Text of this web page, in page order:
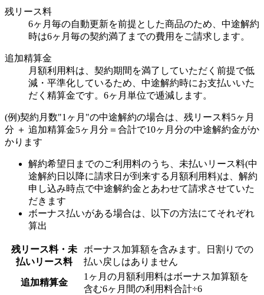
残リース料
6ヶ月毎の自動更新を前提とした商品のため、中途解約
時は6ヶ月毎の契約満了までの費用をご請求します。
追加精算金
月額利用料は、契約期間を満了していただく前提で低
減・平準化しているため、中途解約時にお支払いいた
だく精算金です。6ヶ月単位で逓減します。
(例)契約月数"1ヶ月"の中途解約の場合は、残リース料5ヶ月
分 ＋ 追加精算金5ヶ月分＝合計で10ヶ月分の中途解約金がか
かります
解約希望日までのご利用料のうち、 未払いリース料(中
途解約日以降に請求日が到来する月額利用料)は、解約
申し込み時点で中途解約金とあわせて請求させていた
だきます
ボーナス払いがある場合は、以下の方法にてそれぞれ
算出
残リース料・未
払いリース料
ボーナス加算額を含みます。日割りでの
払い戻しはありません
追加精算金
1ヶ月の月額利用料はボーナス加算額を
含む6ヶ月間の利用料合計÷6